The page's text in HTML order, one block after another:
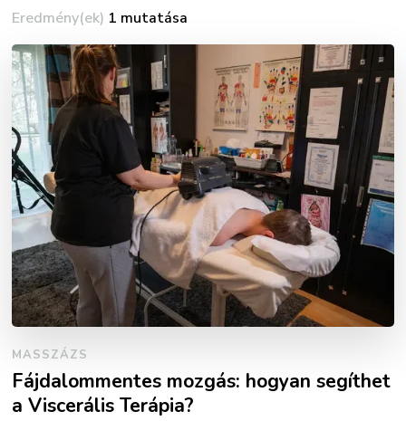
Eredmény(ek) 1 mutatása
MASSZÁZS
Fájdalommentes mozgás: hogyan segíthet
a Viscerális Terápia?